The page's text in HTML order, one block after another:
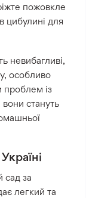
пожовкле
цибулині для
невибагливі,
особливо
із
стануть
сад за
легкий та